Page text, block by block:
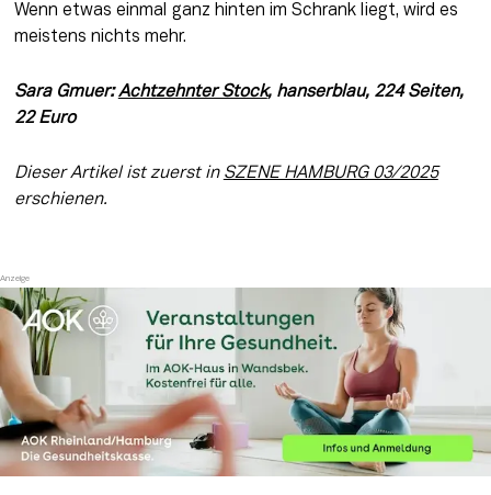
Wenn etwas einmal ganz hinten im Schrank liegt, wird es
meistens nichts mehr.
Sara Gmuer: Achtzehnter Stock, hanserblau, 224 Seiten,
22 Euro
Dieser Artikel ist zuerst in SZENE HAMBURG 03/2025
erschienen.